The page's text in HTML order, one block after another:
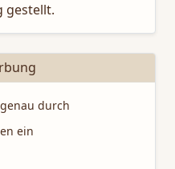
gestellt.
durch
ein